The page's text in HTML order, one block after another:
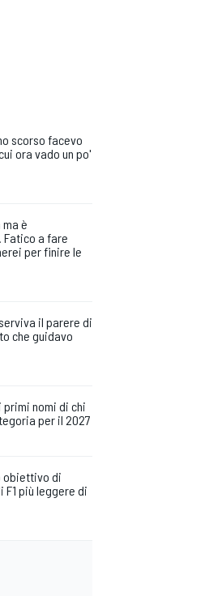
scorso facevo
ora vado un po'
ma è
Fatico a fare
per finire le
il parere di
che guidavo
primi nomi di chi
per il 2027
obiettivo di
più leggere di